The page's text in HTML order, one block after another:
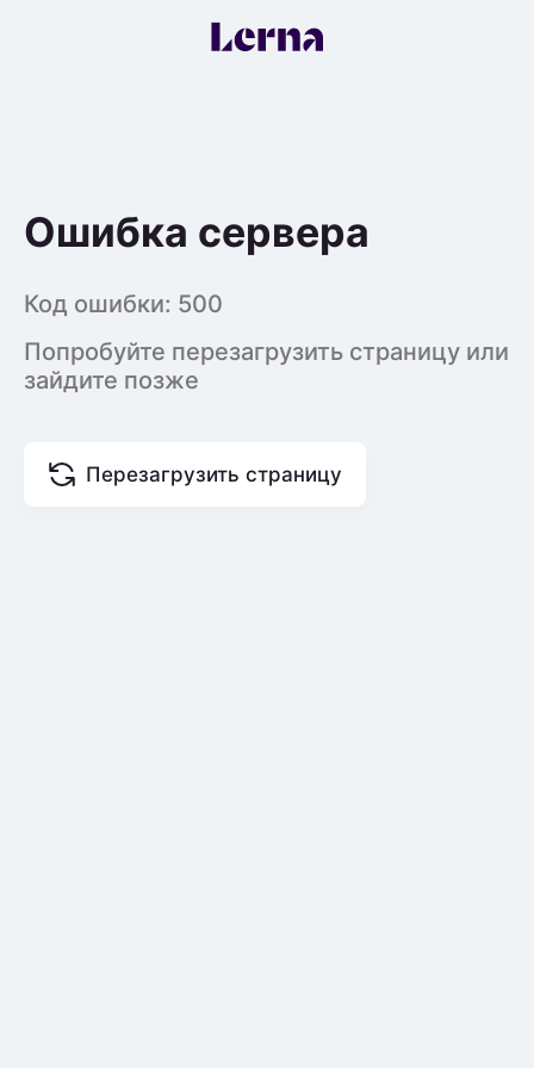
Ошибка сервера
Код ошибки: 500
Попробуйте перезагрузить страницу или
зайдите позже
Перезагрузить страницу